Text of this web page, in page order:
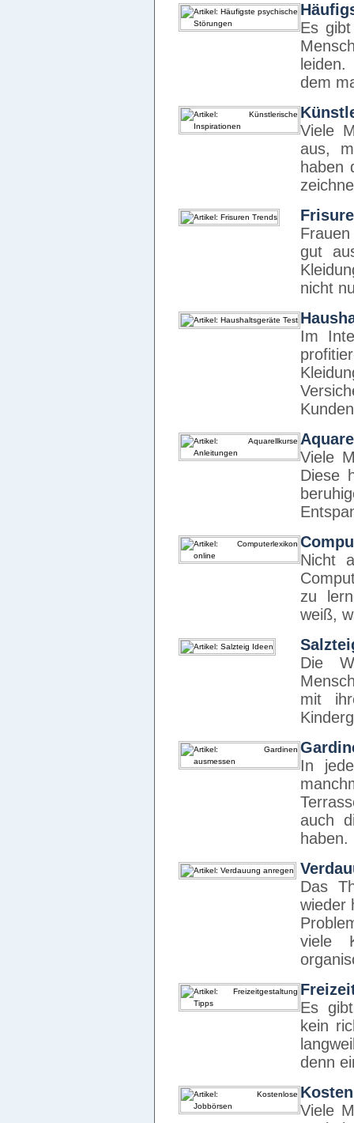
Es
dem
Viele
aus,
haben
gut
nicht
Im
Viele
Diese
Nicht
zu
weiß,
Die
mit
In
auch
Das
wieder
viele
Es
kein
denn
Viele